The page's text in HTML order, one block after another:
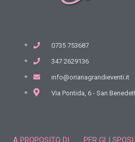
0735 753687
347 2629136
info@orianagrandieventi.it
Via Pontida, 6 - San
A PROPOSITO DI
PER GLI SPOSI